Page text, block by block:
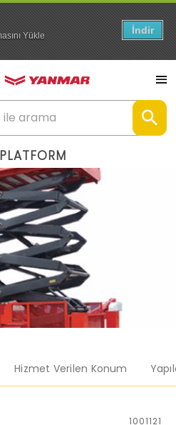
Yükle İndir
Hizmet Verilen Konum
1001121